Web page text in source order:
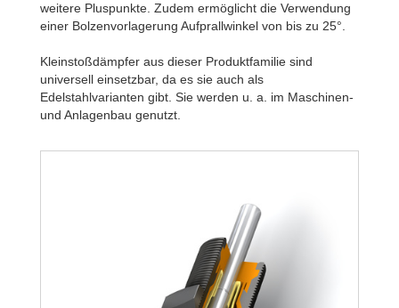
weitere Pluspunkte. Zudem ermöglicht die Verwendung
einer Bolzenvorlagerung Aufprallwinkel von bis zu 25°.
Kleinstoßdämpfer aus dieser Produktfamilie sind
universell einsetzbar, da es sie auch als
Edelstahlvarianten gibt. Sie werden u. a. im Maschinen-
und Anlagenbau genutzt.